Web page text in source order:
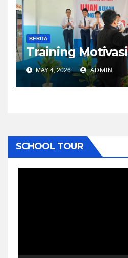
BERITA
Training Motivasi
MAY 4, 2026 ADMIN
SCHOOL TOUR